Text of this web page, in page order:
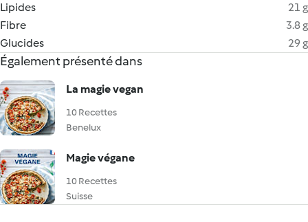
Lipides
21 g
Fibre
3.8 g
Glucides
29 g
Également présenté dans
La magie vegan
10 Recettes
Benelux
Magie végane
10 Recettes
Suisse